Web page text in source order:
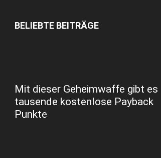
BELIEBTE BEITRÄGE
Mit dieser Geheimwaffe gibt es
tausende kostenlose Payback
Punkte